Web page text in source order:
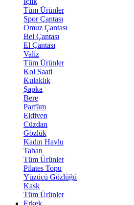
Tüm Ürünler
Spor Çantası
Omuz Çantası
Bel Çantası
El Çantası
Valiz
Tüm Ürünler
Kol Saati
Kulaklık
Şapka
Bere
Parfüm
Eldiven
Cüzdan
Gözlük
Kadın Havlu
Taban
Tüm Ürünler
Pilates Topu
Yüzücü Gözlüğü
Kask
Tüm Ürünler
Erkek